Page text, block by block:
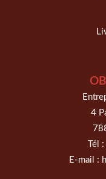
4
Tél :
E-mail :